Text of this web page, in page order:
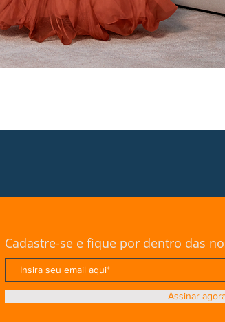
Cadastre-se e fique por dentro das
Assinar